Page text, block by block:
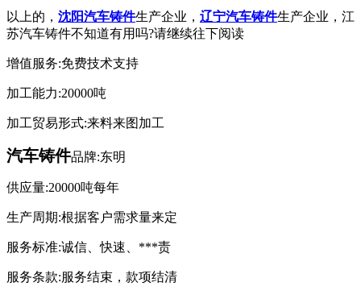
以上的， 沈阳汽车铸件生产企业， 辽宁汽车铸件生产企业，江
苏汽车铸件不知道有用吗?请继续往下阅读
增值服务:免费技术支持
加工能力:20000吨
加工贸易形式:来料来图加工
汽车铸件品牌:东明
供应量:20000吨每年
生产周期:根据客户需求量来定
服务标准:诚信、快速、***责
服务条款:服务结束，款项结清